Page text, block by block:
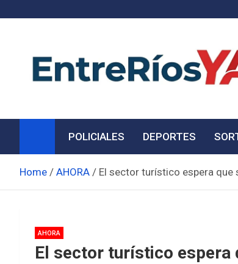
Noticias de Entre
POLICIALES DEPORTES
Home AHORA El sector turístico espera que
AHORA
El sector turístico espera